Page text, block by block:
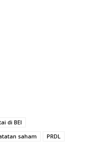
di BEI
saham
PRDL